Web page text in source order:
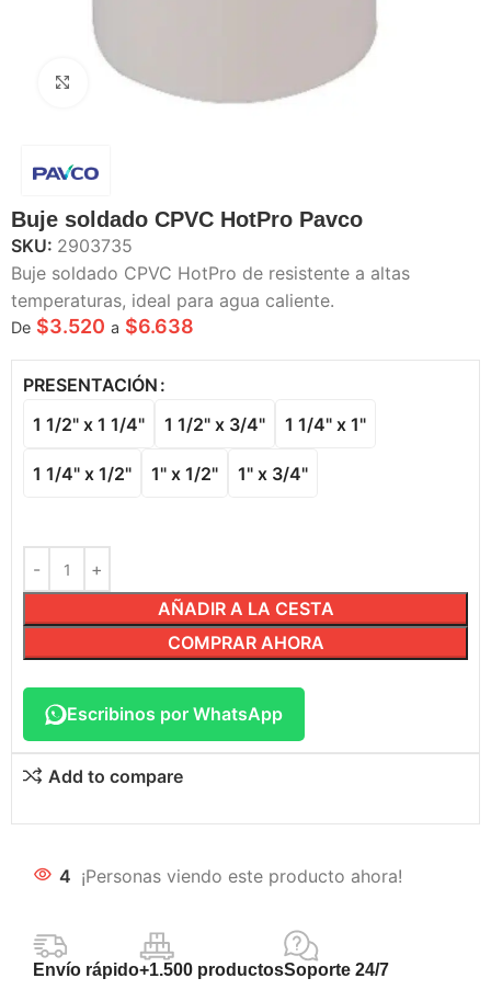
Haga Click para agrandar
Buje soldado CPVC HotPro Pavco
SKU: 2903735
Buje soldado CPVC HotPro de resistente a altas
temperaturas, ideal para agua caliente.
De $3.520 a $6.638
PRESENTACIÓN
1 1/2" x 1 1/4"
1 1/2" x 3/4" 1 1/4" x 1"
1 1/4" x 1/2" 1" x 1/2" 1" x 3/4"
AÑADIR A LA CESTA
COMPRAR AHORA
Escribinos por WhatsApp
Add to compare
4 ¡Personas viendo este producto ahora!
Envío rápido+1.500 productosSoporte 24/7